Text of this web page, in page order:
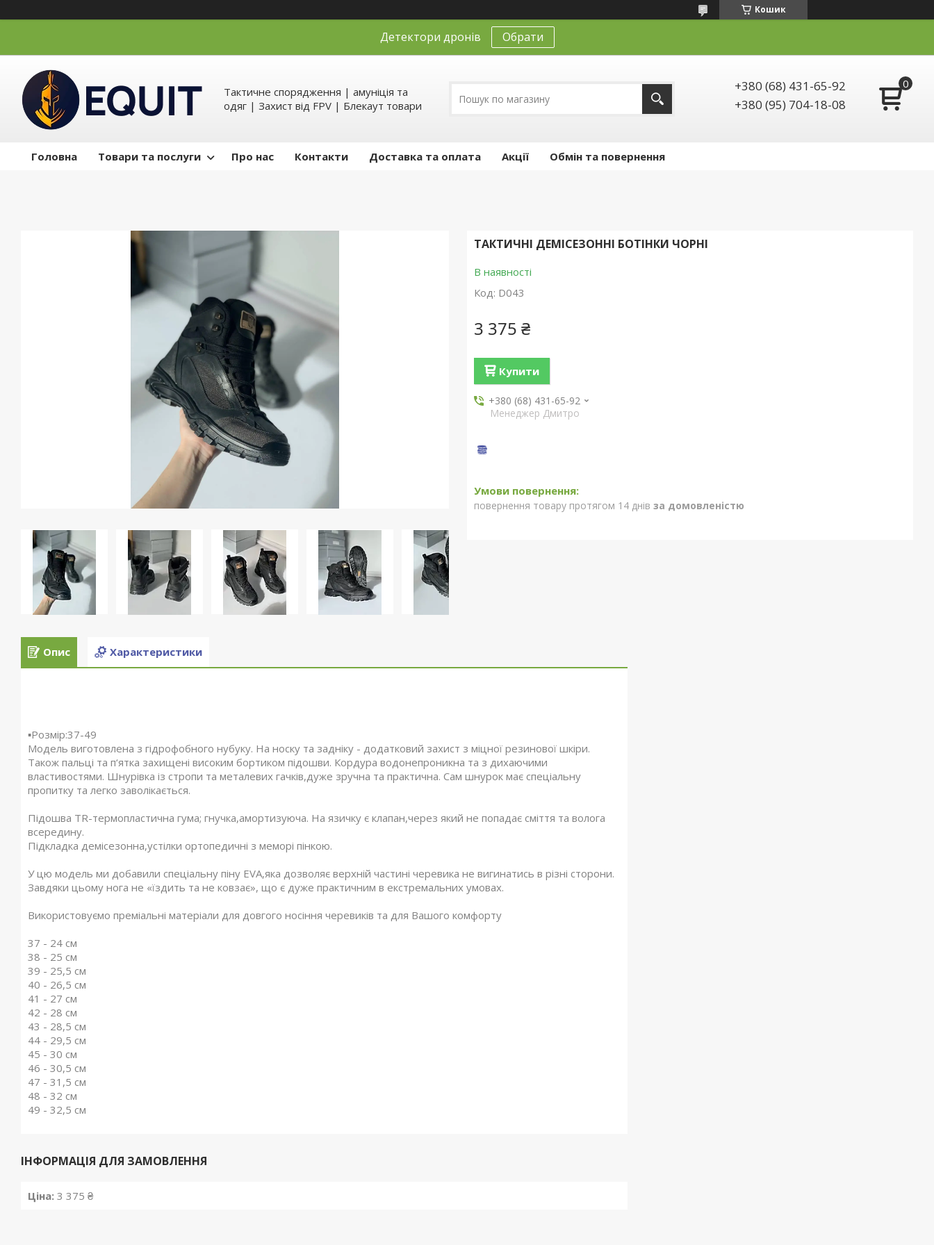
Кошик
Детектори дронів Обрати
Тактичне спорядження | амуніція та
одяг | Захист від FPV | Блекаут товари
+380 (68) 431-65-92
+380 (95) 704-18-08
Головна Товари та послуги Про нас Контакти Доставка та оплата Акції Обмін та повернення
ТАКТИЧНІ ДЕМІСЕЗОННІ БОТІНКИ ЧОРНІ
В наявності
Код: D043
3 375 ₴
Купити
+380 (68) 431-65-92
Менеджер Дмитро
повернення товару протягом 14 днів за домовленістю
Опис Характеристики
▪️Розмір:37-49
Модель виготовлена з гідрофобного нубуку. На носку та задніку - додатковий захист з міцної резинової шкіри.
Також пальці та п‘ятка захищені високим бортиком підошви. Кордура водонепроникна та з дихаючими
властивостями. Шнурівка із стропи та металевих гачків,дуже зручна та практична. Сам шнурок має спеціальну
пропитку та легко заволікається.
Підошва TR-термопластична гума; гнучка,амортизуюча. На язичку є клапан,через який не попадає сміття та волога
всередину.
Підкладка демісезонна,устілки ортопедичні з меморі пінкою.
У цю модель ми добавили спеціальну піну EVA,яка дозволяє верхній частині черевика не вигинатись в різні сторони.
Завдяки цьому нога не «їздить та не ковзає», що є дуже практичним в екстремальних умовах.
Використовуємо преміальні матеріали для довгого носіння черевиків та для Вашого комфорту
37 - 24 см
38 - 25 см
39 - 25,5 см
40 - 26,5 см
41 - 27 см
42 - 28 см
43 - 28,5 см
44 - 29,5 см
45 - 30 см
46 - 30,5 см
47 - 31,5 см
48 - 32 см
49 - 32,5 см
ІНФОРМАЦІЯ ДЛЯ ЗАМОВЛЕННЯ
Ціна: 3 375 ₴